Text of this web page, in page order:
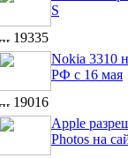
S
19335
Nokia 3310
РФ с 16 мая
19016
Apple
Photos на